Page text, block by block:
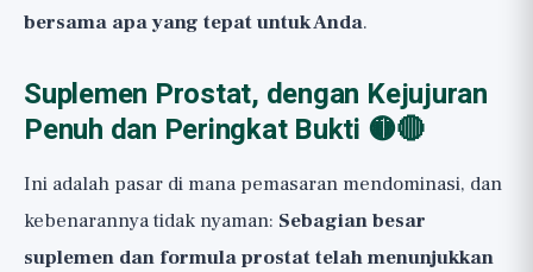
bersama apa yang tepat untuk Anda.
Suplemen Prostat, dengan Kejujuran
Penuh dan Peringkat Bukti 🟡🔴
Ini adalah pasar di mana pemasaran mendominasi, dan
kebenarannya tidak nyaman: Sebagian besar
suplemen dan formula prostat telah menunjukkan